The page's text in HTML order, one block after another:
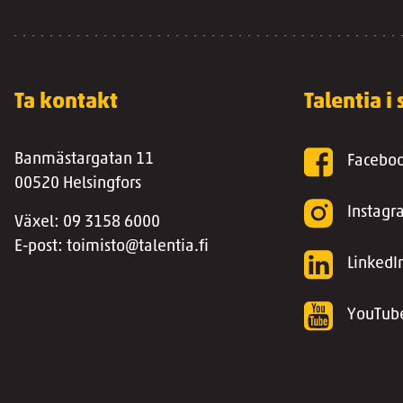
Ta kontakt
Banmästargatan 11
00520 Helsingfors
Växel: 09 3158 6000
E-post: toimisto@talentia.fi
Talentia i